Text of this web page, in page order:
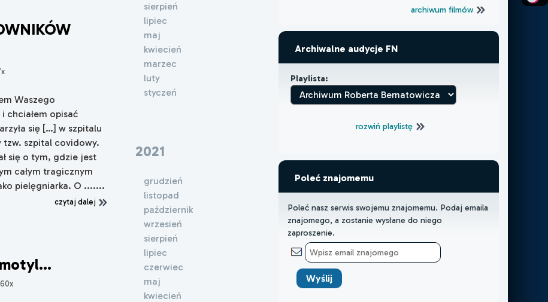
Waszego
chciałem opisać
się […] w szpitalu
szpital covidowy.
się o tym, gdzie jest
całym tragicznym
pielęgniarka. O .......
czytaj dalej
sierpień
lipiec
maj
kwiecień
marzec
luty
styczeń
2021
grudzień
listopad
październik
wrzesień
sierpień
lipiec
czerwiec
maj
kwiecień
archiwum filmów
Archiwalne audycje FN
Playlista:
rozwiń playlistę
Poleć znajomemu
Poleć nasz serwis swojemu znajomemu. Podaj emaila
znajomego, a zostanie wysłane do niego
zaproszenie.